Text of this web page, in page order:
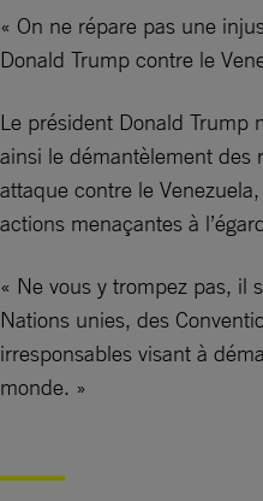
« On ne répare pas une
Donald Trump contre le
Le président Donald Trump
ainsi le démantèlement des
attaque contre le
actions menaçantes à
« Ne vous y trompez pas, il
Nations unies, des
irresponsables visant à
monde. »